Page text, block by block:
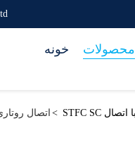
خونه محصولات
اتصال >